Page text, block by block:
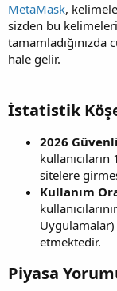
MetaMask,
sizden bu kelimeleri
tamamladığınızda
hale gelir.
İstatistik
2026
sitelere
Kullanım
etmektedir.
Piyasa